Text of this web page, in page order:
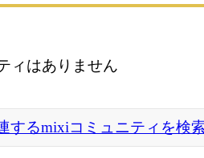
ィはありません
するmixiコミュニティを検